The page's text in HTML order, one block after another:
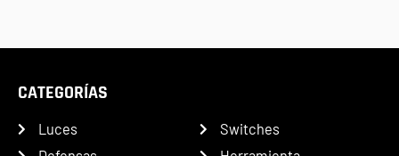
CATEGORÍAS
Luces
Switches